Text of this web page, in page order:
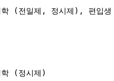
(전일제, 정시제), 편입생
(정시제)